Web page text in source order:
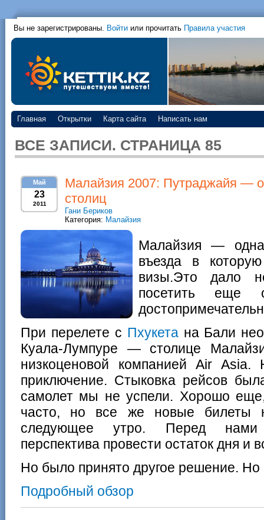
Вы не зарегистрированы. Войти или прочитать Правила участия
Главная Открытки Карта сайта Написать нам
ВСЕ ЗАПИСИ. СТРАНИЦА 85
Май
23
2011
Малайзия 2007: Путраджайя —
столиц
Гани Бериков
Категория: Малайзия
Малайзия —
въезда в
визы.Это дало
посетить еще
При перелете с Пхукетана Бали
Куала-Лумпуре — столице
низкоценовой компанией Air
приключение. Стыковка рейсов
самолет мы не успели. Хорошо
часто, но все же новые билеты
следующее утро. Перед нами
перспектива провести остаток дня и
Но было принято другое решение. Но
Подробный обзор